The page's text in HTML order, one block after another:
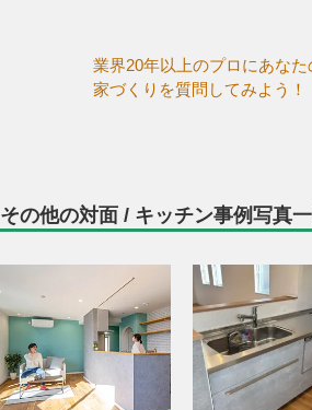
業界20年以上のプロにあなた
家づくりを質問してみよう！
その他の対面 / キッチン事例写真